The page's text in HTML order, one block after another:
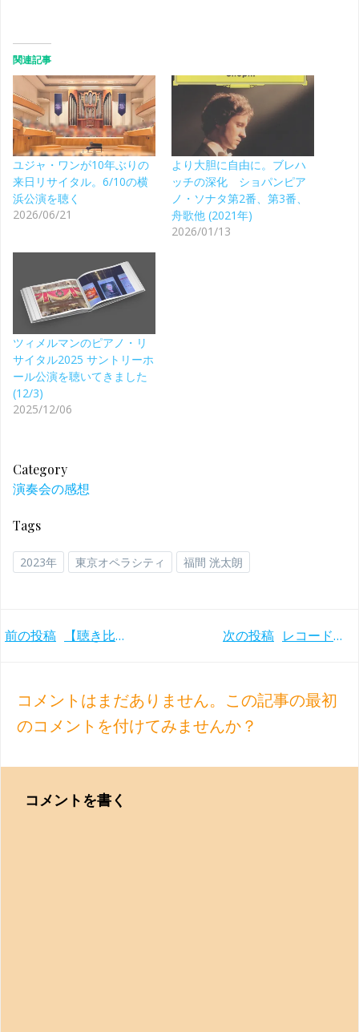
関連記事
ユジャ・ワンが10年ぶりの
来日リサイタル。6/10の横
浜公演を聴く
2026/06/21
より大胆に自由に。ブレハ
ッチの深化 ショパンピア
ノ・ソナタ第2番、第3番、
舟歌他 (2021年)
2026/01/13
ツィメルマンのピアノ・リ
サイタル2025 サントリーホ
ール公演を聴いてきました
(12/3)
2025/12/06
Category
演奏会の感想
Tags
2023年 東京オペラシティ 福間 洸太朗
Post
前の投稿 【聴き比べ】アシュケナージのベートーヴェンのピアノソナタ第8番『悲愴』の新旧録音の違いは？
Post次の投稿 レコードアカデミー賞受賞。アシュケナージ2回目のシューマンの交響的練習曲他(1984年)
コメントはまだありません。この記事の最初
のコメントを付けてみませんか？
コメントを書く